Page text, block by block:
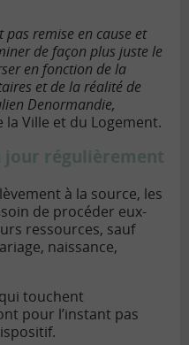
pas remise en cause et
de façon plus juste le
en fonction de la
et de la réalité de
Denormandie,
Ville et du Logement.
jour régulièrement
à la source, les
de procéder eux-
ressources, sauf
naissance,
touchent
pour l’instant pas